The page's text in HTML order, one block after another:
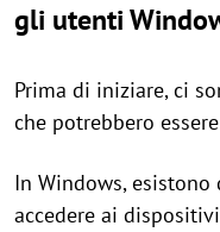
gli utenti
Prima di iniziare, ci
che potrebbero
In Windows,
accedere ai